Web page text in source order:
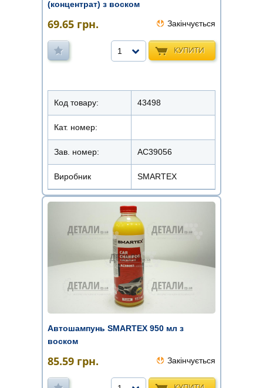
(концентрат) з воском
69.65 грн. Закінчується
КУПИТИ
1
Код товару: 43498
Кат. номер:
Зав. номер: AC39056
Виробник SMARTEX
Автошампунь SMARTEX 950 мл з
воском
85.59 грн. Закінчується